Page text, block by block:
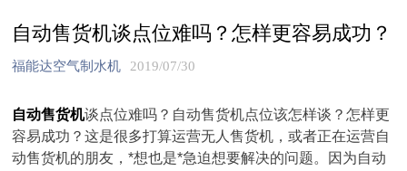
自动售货机谈点位难吗？怎样更容易成功？
福能达空气制水机 2019/07/30
自动售货机谈点位难吗？自动售货机点位该怎样谈？怎样更
容易成功？这是很多打算运营无人售货机，或者正在运营自
动售货机的朋友，*想也是*急迫想要解决的问题。因为自动